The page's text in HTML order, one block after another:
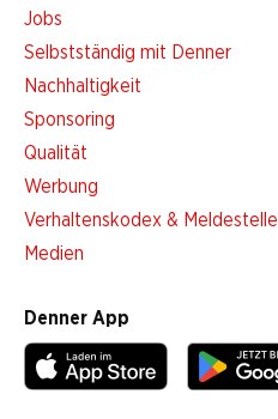
Jobs
Selbstständig mit Denner
Nachhaltigkeit
Sponsoring
Qualität
Werbung
Verhaltenskodex & Meldestelle
Medien
Denner App